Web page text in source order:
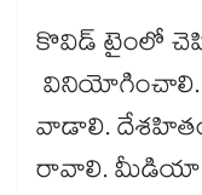
కొవిడ్‌​ టైంలో
వినియోగించాలి.
వాడాలి. దేశహితం
రావాలి. మీడియా